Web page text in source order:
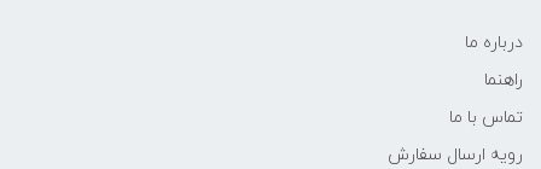
درباره ما
راهنما
تماس با ما
رویه ارسال سفارش